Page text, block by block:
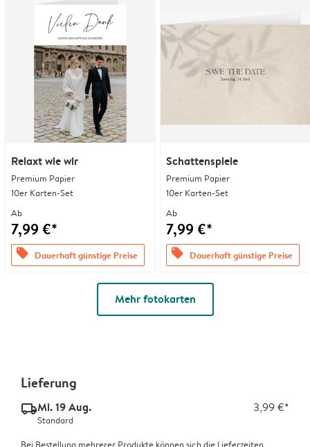
Relaxt wie wir
Premium Papier
10er Karten-Set
Ab
7,99 €*
offers Dauerhaft günstige Preise
Schattenspiele
Premium Papier
10er Karten-Set
Ab
7,99 €*
offers Dauerhaft günstige Preise
Mehr fotokarten
Lieferung
delivery_standard_v2Mi. 19 Aug. 3,99 €*
Standard
Bei Bestellung mehrerer Produkte können sich die Lieferzeiten